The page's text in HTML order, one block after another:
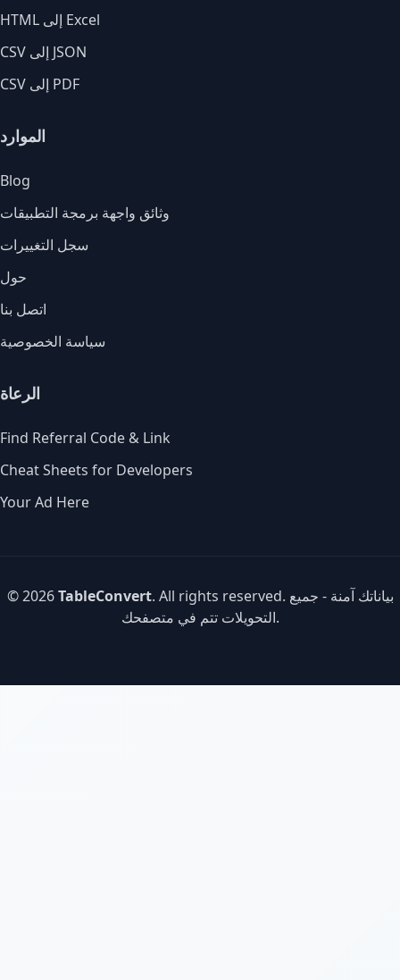
HTML إلى Excel
CSV إلى JSON
CSV إلى PDF
الموارد
Blog
وثائق واجهة برمجة التطبيقات
سجل التغييرات
حول
اتصل بنا
سياسة الخصوصية
الرعاة
Find Referral Code & Link
Cheat Sheets for Developers
Your Ad Here
© 2026TableConvert. All rights reserved. بياناتك آمنة - جميع
التحويلات تتم في متصفحك.